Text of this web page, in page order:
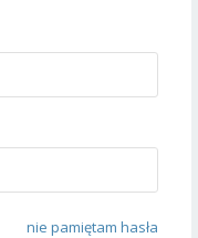
nie pamiętam hasła